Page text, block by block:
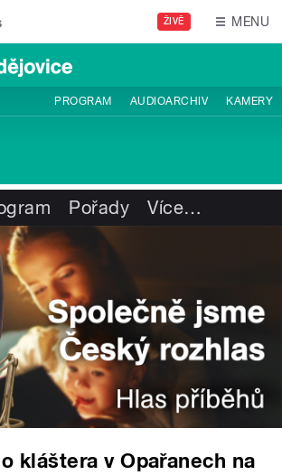
ŽIVĚ MENU
PROGRAM AUDIOARCHIV KAMERY
Pořady Více…
kláštera v Opařanech na